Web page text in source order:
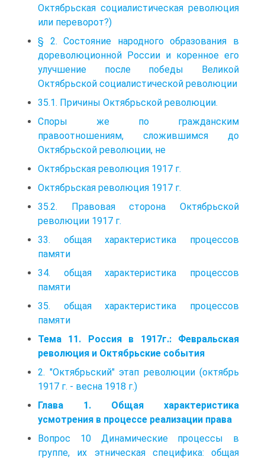
Октябрьская социалистическая революция
или переворот?)
§ 2. Состояние народного образования в
дореволюционной России и коренное его
улучшение после победы Великой
Октябрьской социалистической революции
35.1. Причины Октябрьской революции.
Споры же по гражданским
правоотношениям, сложившимся до
Октябрьской революции, не
Октябрьская революция 1917 г.
Октябрьская революция 1917 г.
35.2. Правовая сторона Октябрьской
революции 1917 г.
33. общая характеристика процессов
памяти
34. общая характеристика процессов
памяти
35. общая характеристика процессов
памяти
Тема 11. Россия в 1917г.: Февральская
революция и Октябрьские события
2. "Октябрьский" этап революции (октябрь
1917 г. - весна 1918 г.)
Глава 1. Общая характеристика
усмотрения в процессе реализации права
Вопрос 10 Динамические процессы в
группе, их этническая специфика: общая